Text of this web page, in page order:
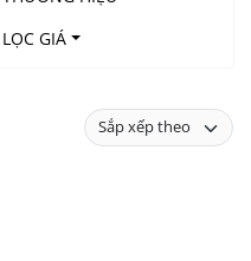
LỌC GIÁ